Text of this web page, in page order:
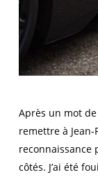
Après un mot
remettre à
reconnaissance
côtés. J’ai été